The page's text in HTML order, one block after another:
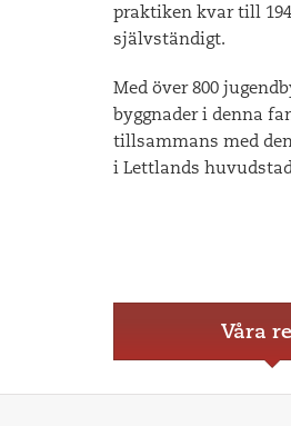
praktiken kvar till
självständigt.
Med över 800
byggnader i denna
tillsammans med
i Lettlands
Våra